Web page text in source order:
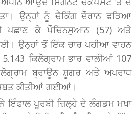
ਉਨ੍ਹਾਂ ਨੂੰ ਚੈਕਿੰਗ ਦੌਰਾਨ ਫੜਿਆ
ਪਛਾਣ ਕੇ ਪੌਚਿਨਸੁਆਨ (57) ਅਤੇ
ਉਨ੍ਹਾਂ ਤੋਂ ਇੱਕ ਚਾਰ ਪਹੀਆ ਵਾਹਨ
ਕਿਲੋਗ੍ਰਾਮ ਭਾਰ ਵਾਲੀਆਂ 107
ਬ੍ਰਾਊਨ ਸ਼ੂਗਰ ਅਤੇ ਅਪਰਾਧ
ਕੀਤੀਆਂ ਗਈਆਂ।
ਇੰਫਾਲ ਪੂਰਬੀ ਜ਼ਿਲ੍ਹੇ ਦੇ ਲੰਗਡਮ ਮਖਾ